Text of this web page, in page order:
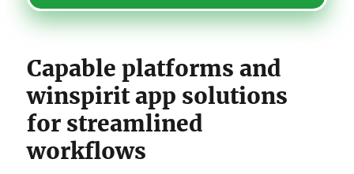
Capable platforms and
winspirit app solutions
for streamlined
workflows